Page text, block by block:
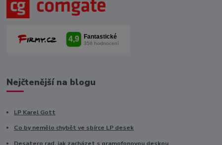
Nejčtenější na blogu
LP Karel Gott
Co by nemělo chybět ve sbírce LP desek
Desatero rad, jak zacházet s gramofonovou deskou